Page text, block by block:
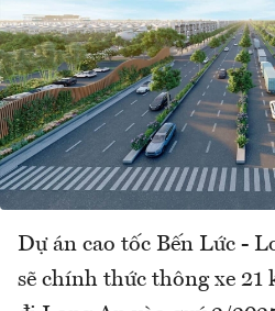
Dự án cao tốc Bến Lức -
sẽ chính thức thông xe 21